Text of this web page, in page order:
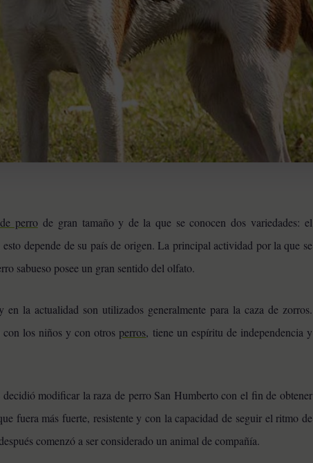
perrode gran tamaño y de la que se conocen dos variedades: el
esto depende de su país de origen. La principal actividad por la que se
sabueso posee un gran sentido del olfato.
la actualidad son utilizados generalmente para la caza de zorros.
con los niños y con otros perros, tiene un espíritu de independencia y
modificar la raza de perro San Humberto con el fin de obtener
fuera más fuerte, resistente y con la capacidad de seguir el ritmo de
comenzó a ser considerado un animal de compañía.